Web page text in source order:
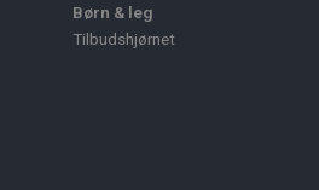
Børn & leg
Tilbudshjørnet